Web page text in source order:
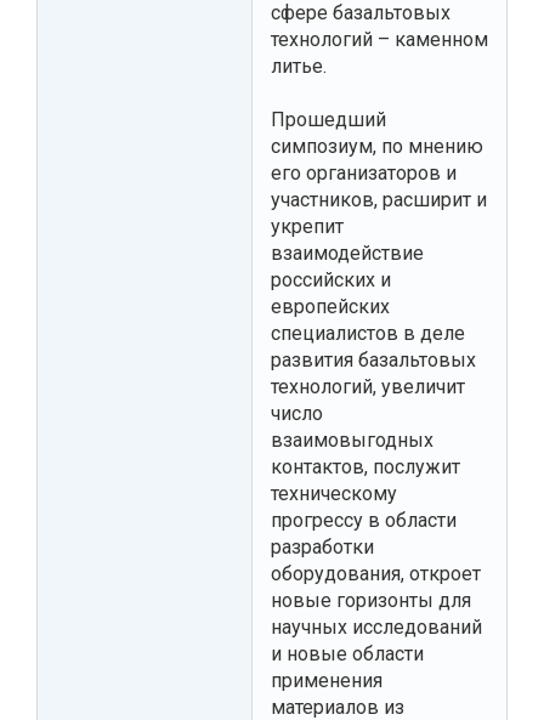
сфере базальтовых
технологий – каменном
литье.
Прошедший
симпозиум, по мнению
его организаторов и
участников, расширит и
укрепит
взаимодействие
российских и
европейских
специалистов в деле
развития базальтовых
технологий, увеличит
число
взаимовыгодных
контактов, послужит
техническому
прогрессу в области
разработки
оборудования, откроет
новые горизонты для
научных исследований
и новые области
применения
материалов из